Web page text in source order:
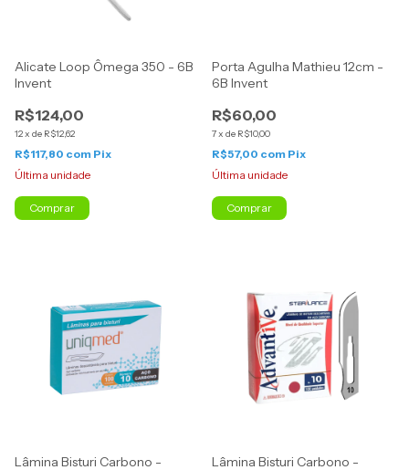
Alicate Loop Ômega 350 - 6B
Invent
R$124,00
12x de R$12,62
R$117,80 com Pix
Última unidade
Porta Agulha Mathieu 12cm -
6B Invent
R$60,00
7x de R$10,00
R$57,00 com Pix
Última unidade
Lâmina Bisturi Carbono -
Lâmina Bisturi Carbono -